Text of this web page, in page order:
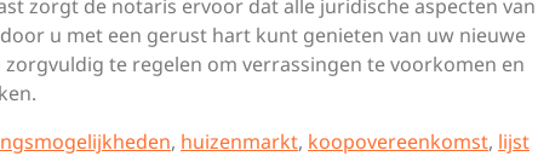
zorgt de notaris ervoor dat alle juridische aspecten van
u met een gerust hart kunt genieten van uw nieuwe
te regelen om verrassingen te voorkomen en
, huizenmarkt, koopovereenkomst, lijst